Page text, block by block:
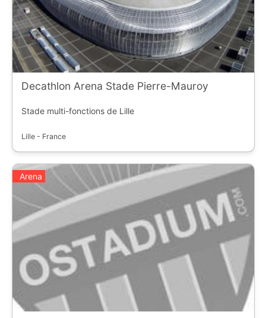
Decathlon Arena Stade Pierre-Mauroy
Stade multi-fonctions de Lille
Lille - France
Arena